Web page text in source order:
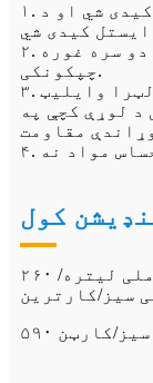
۱. یوه برخه، دا په اسانۍ سره کارول کیدی شي او د
۲. د پرائمر پرته د ډیری ساختماني موادو سره غوره
چپکونکی.
۳. د هوا د ساتنې غوره وړتیا، د الټرا وایلیټ
د لوړې کچې په
کول
۲۶۰ ملی لیتره/۲۸۰ ملی لیتره/۳۰۰ ملی لیتره/